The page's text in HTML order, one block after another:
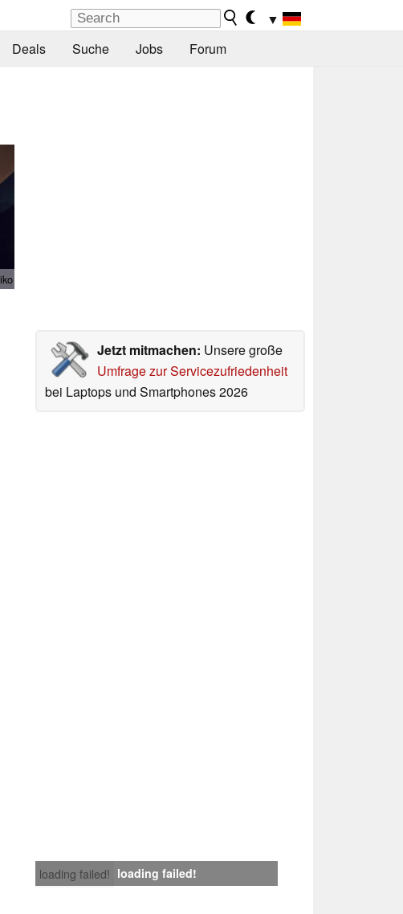
▼
Deals Suche Jobs Forum
Jetzt mitmachen: Unsere große
Umfrage zur Servicezufriedenheit
bei Laptops und Smartphones 2026
loading failed! loading failed!